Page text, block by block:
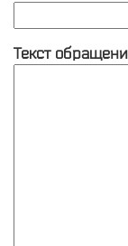
Текст